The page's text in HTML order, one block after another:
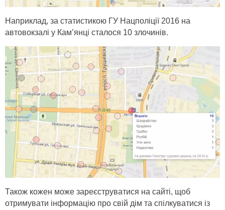
Наприклад, за статистикою ГУ Нацполіції 2016 на
автовокзалі у Кам’янці сталося 10 злочинів.
Також кожен може зареєструватися на сайті, щоб
отримувати інформацію про свій дім та спілкуватися із